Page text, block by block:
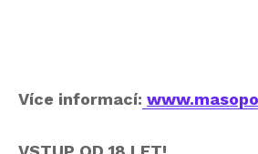
Více informací: